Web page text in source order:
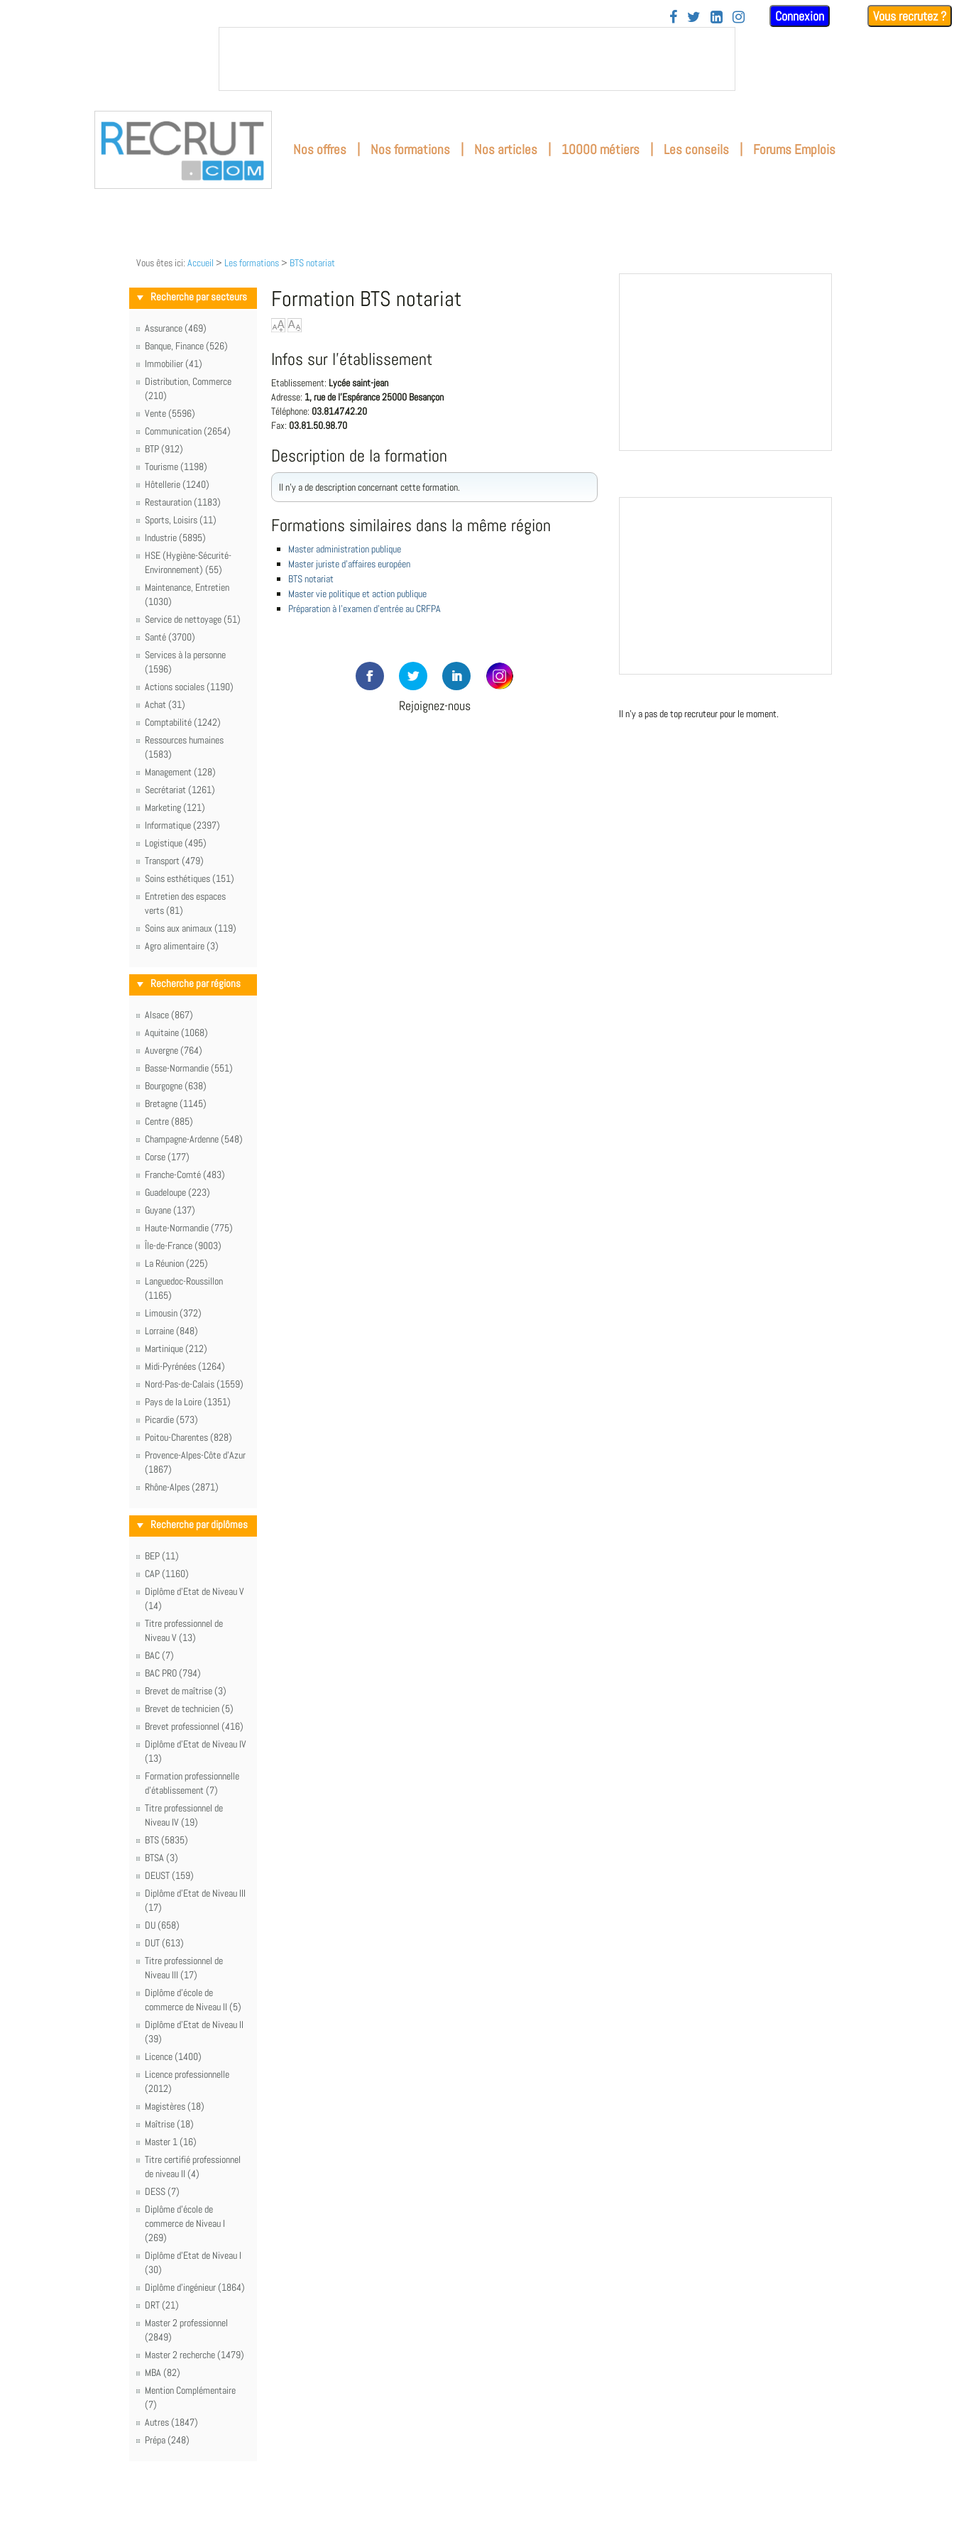
    Connexion Vous recrutez ?
Nos offres | Nos formations | Nos articles | 10000 métiers | Les conseils | Forums Emplois
Vous êtes ici: Accueil > Les formations > BTS notariat
Recherche par secteurs
Assurance (469)
Banque, Finance (526)
Immobilier (41)
Distribution, Commerce
(210)
Vente (5596)
Communication (2654)
BTP (912)
Tourisme (1198)
Hôtellerie (1240)
Restauration (1183)
Sports, Loisirs (11)
Industrie (5895)
HSE (Hygiène-Sécurité-
Environnement) (55)
Maintenance, Entretien
(1030)
Service de nettoyage (51)
Santé (3700)
Services à la personne
(1596)
Actions sociales (1190)
Achat (31)
Comptabilité (1242)
Ressources humaines
(1583)
Management (128)
Secrétariat (1261)
Marketing (121)
Informatique (2397)
Logistique (495)
Transport (479)
Soins esthétiques (151)
Entretien des espaces
verts (81)
Soins aux animaux (119)
Agro alimentaire (3)
Recherche par régions
Alsace (867)
Aquitaine (1068)
Auvergne (764)
Basse-Normandie (551)
Bourgogne (638)
Bretagne (1145)
Centre (885)
Champagne-Ardenne (548)
Corse (177)
Franche-Comté (483)
Guadeloupe (223)
Guyane (137)
Haute-Normandie (775)
Île-de-France (9003)
La Réunion (225)
Languedoc-Roussillon
(1165)
Limousin (372)
Lorraine (848)
Martinique (212)
Midi-Pyrénées (1264)
Nord-Pas-de-Calais (1559)
Pays de la Loire (1351)
Picardie (573)
Poitou-Charentes (828)
Provence-Alpes-Côte d'Azur
(1867)
Rhône-Alpes (2871)
Recherche par diplômes
BEP (11)
CAP (1160)
Diplôme d'Etat de Niveau V
(14)
Titre professionnel de
Niveau V (13)
BAC (7)
BAC PRO (794)
Brevet de maîtrise (3)
Brevet de technicien (5)
Brevet professionnel (416)
Diplôme d'Etat de Niveau IV
(13)
Formation professionnelle
d'établissement (7)
Titre professionnel de
Niveau IV (19)
BTS (5835)
BTSA (3)
DEUST (159)
Diplôme d'Etat de Niveau III
(17)
DU (658)
DUT (613)
Titre professionnel de
Niveau III (17)
Diplôme d'école de
commerce de Niveau II (5)
Diplôme d'Etat de Niveau II
(39)
Licence (1400)
Licence professionnelle
(2012)
Magistères (18)
Maîtrise (18)
Master 1 (16)
Titre certifié professionnel
de niveau II (4)
DESS (7)
Diplôme d'école de
commerce de Niveau I
(269)
Diplôme d'Etat de Niveau I
(30)
Diplôme d'ingénieur (1864)
DRT (21)
Master 2 professionnel
(2849)
Master 2 recherche (1479)
MBA (82)
Mention Complémentaire
(7)
Autres (1847)
Prépa (248)
Formation BTS notariat
Infos sur l'établissement
Etablissement: Lycée saint-jean
Adresse: 1, rue de l'Espérance 25000 Besançon
Téléphone: 03.81.47.42.20
Fax: 03.81.50.98.70
Description de la formation
Il n'y a de description concernant cette formation.
Formations similaires dans la même région
Master administration publique
Master juriste d'affaires européen
BTS notariat
Master vie politique et action publique
Préparation à l'examen d'entrée au CRFPA
Rejoignez-nous Il n'y a pas de top recruteur pour le moment.